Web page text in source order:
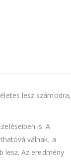
lesz számodra,
is. A
válnak, a
lesz. Az eredmény